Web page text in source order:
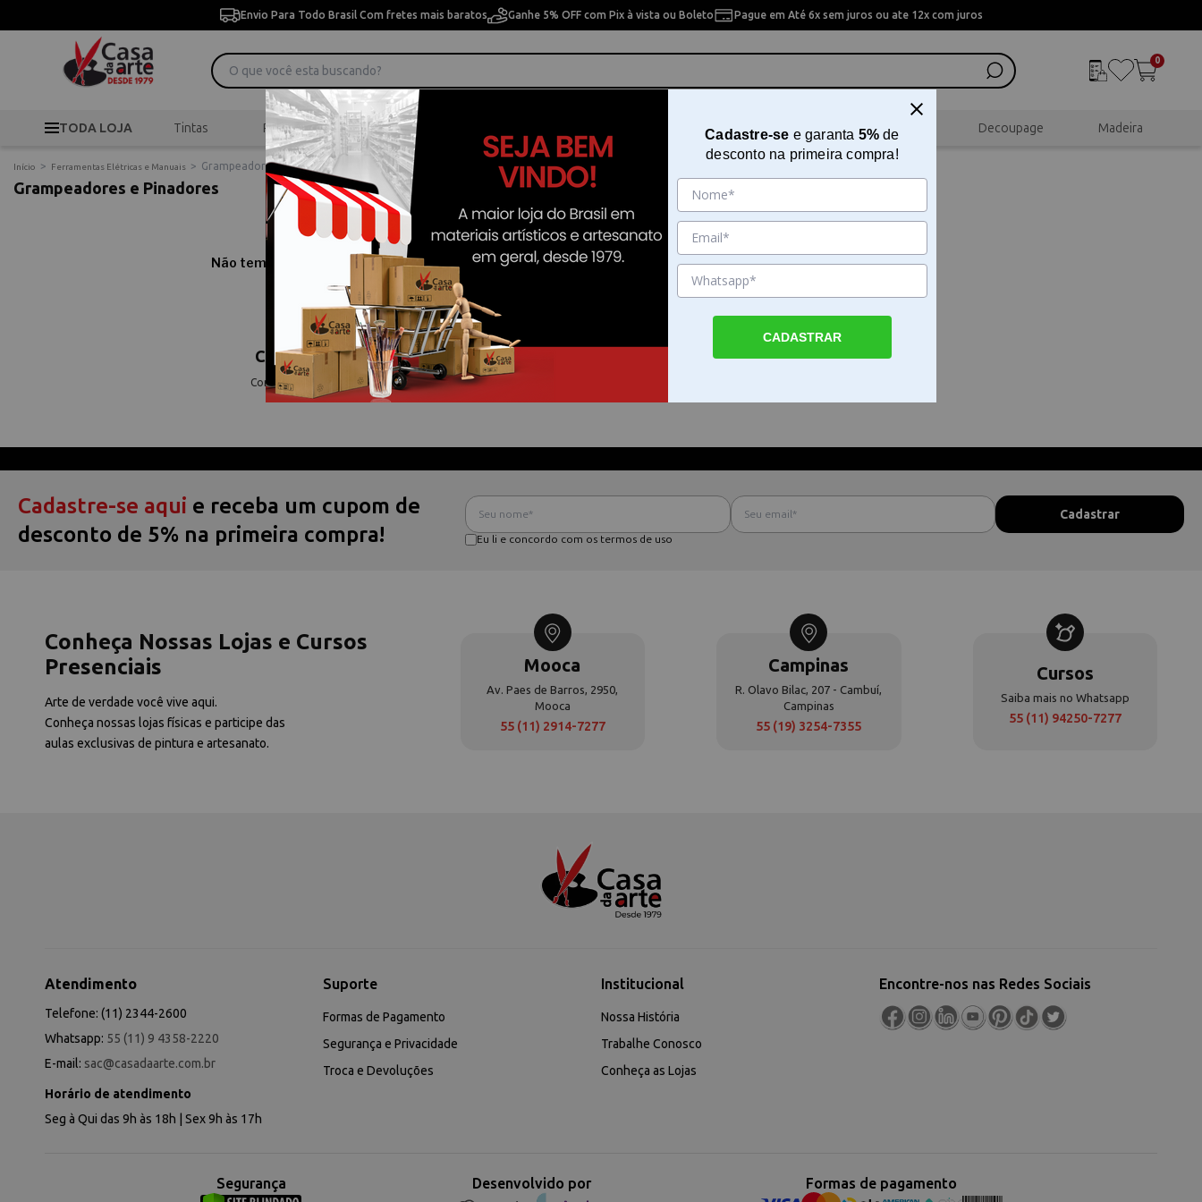
Envio Para Todo Brasil Com fretes mais baratos Ganhe 5% OFF com Pix à vista ou Boleto Pague em Até 6x sem juros ou ate 12x com juros
0
TODA LOJA Tintas Pincéis Desenho Pintura Artesanal Scrapbook Decoupage Madeira
Início > Ferramentas Elétricas e Manuais > Grampeadores e Pinadores
Grampeadores e Pinadores
Não temos resultados para sua pesquisa. Por favor, tente com outros filtros.
Comprar Grampeadores e Pinadores em Casa da Arte
Compre online Grampeadores e Pinadores por . Faça seu pedido e pague-o online.
Cadastre-se aqui e receba um cupom de
desconto de 5% na primeira compra!
Eu li e concordo com os termos de uso
Conheça Nossas Lojas e Cursos
Presenciais
Arte de verdade você vive aqui.
Conheça nossas lojas físicas e participe das
aulas exclusivas de pintura e artesanato.
Mooca
Av. Paes de Barros, 2950,
Mooca
55 (11) 2914-7277
Campinas
R. Olavo Bilac, 207 - Cambuí,
Campinas
55 (19) 3254-7355
Cursos
Saiba mais no Whatsapp
55 (11) 94250-7277
Atendimento
Telefone: (11) 2344-2600
Whatsapp: 55 (11) 9 4358-2220
E-mail: sac@casadaarte.com.br
Horário de atendimento
Seg à Qui das 9h às 18h | Sex 9h às 17h
Suporte
Formas de Pagamento
Segurança e Privacidade
Troca e Devoluções
Institucional
Nossa História
Trabalhe Conosco
Conheça as Lojas
Encontre-nos nas Redes Sociais
Segurança Desenvolvido por Formas de pagamento
Cadastre-se e garanta 5%de
desconto na primeira compra!
CADASTRAR